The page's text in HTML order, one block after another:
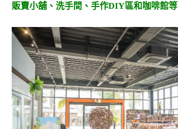
販賣小舖、洗手間、手作DIY區和咖啡館等